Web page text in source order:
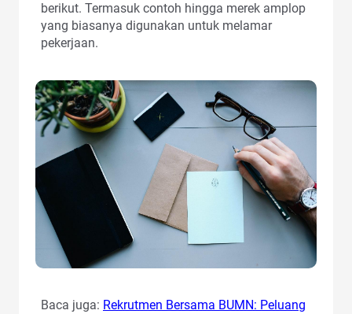
berikut. Termasuk contoh hingga merek amplop
yang biasanya digunakan untuk melamar
pekerjaan.
Baca juga: Rekrutmen Bersama BUMN: Peluang